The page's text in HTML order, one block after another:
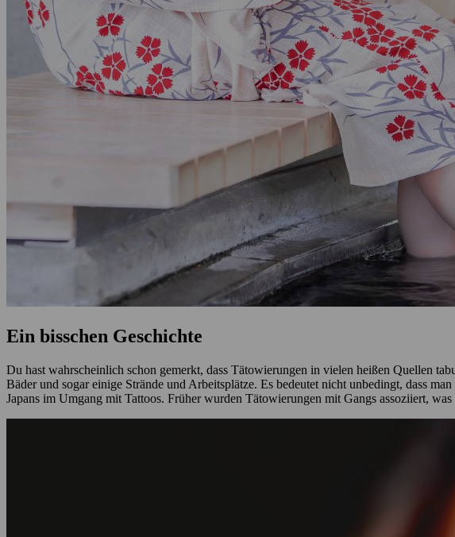
Ein bisschen Geschichte
Du hast wahrscheinlich schon gemerkt, dass Tätowierungen in vielen heißen Quellen
Bäder und sogar einige Strände und Arbeitsplätze. Es bedeutet nicht unbedingt, dass
Japans im Umgang mit Tattoos. Früher wurden Tätowierungen mit Gangs assoziiert,